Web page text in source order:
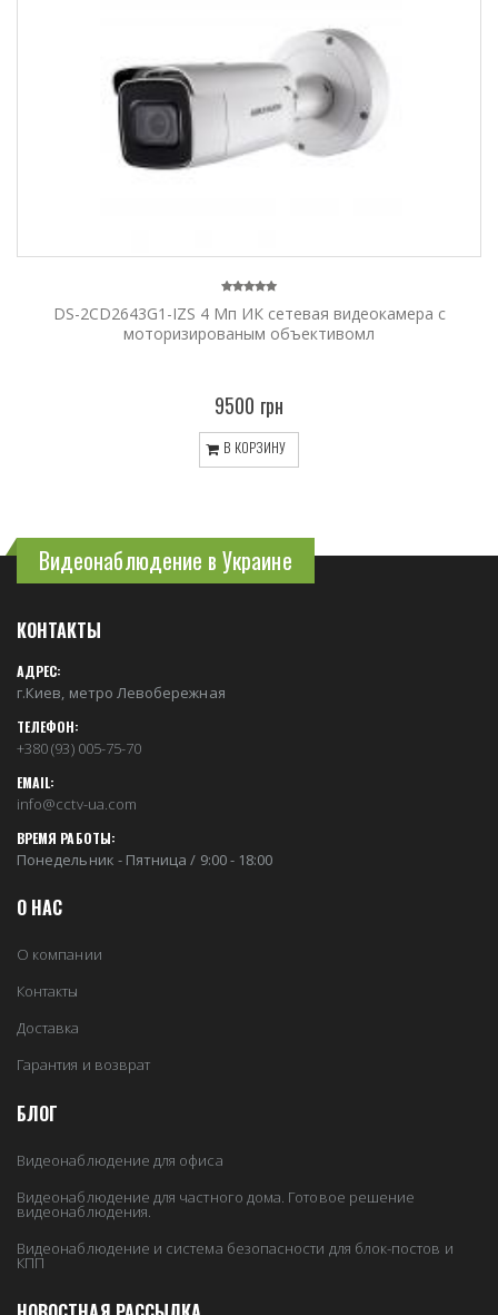
DS-2CD2643G1-IZS 4 Мп ИК сетевая видеокамера с
моторизированым объективомл
9500 грн
В КОРЗИНУ
Видеонаблюдение в Украине
КОНТАКТЫ
АДРЕС:
г.Киев, метро Левобережная
ТЕЛЕФОН:
+380 (93) 005-75-70
EMAIL:
info@cctv-ua.com
ВРЕМЯ РАБОТЫ:
Понедельник - Пятница / 9:00 - 18:00
О НАС
О компании
Контакты
Доставка
Гарантия и возврат
БЛОГ
Видеонаблюдение для офиса
Видеонаблюдение для частного дома. Готовое решение
видеонаблюдения.
Видеонаблюдение и система безопасности для блок-постов и
КПП